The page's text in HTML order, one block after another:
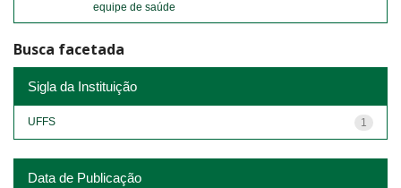
equipe de saúde
Busca facetada
Sigla da Instituição
1
UFFS
Data de Publicação